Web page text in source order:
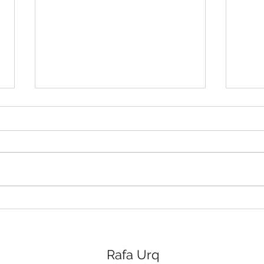
E de fato o que é sonhar?
Um verbo. Pronto, até aqui
conectar com qualquer...
Rafa Urq